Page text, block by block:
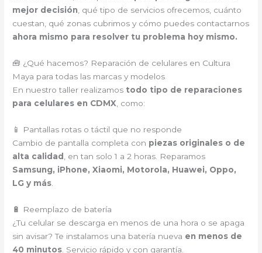
mejor decisión , qué tipo de servicios ofrecemos, cuánto
cuestan, qué zonas cubrimos y cómo puedes contactarnos
ahora mismo para resolver tu problema hoy mismo.
🧰 ¿Qué hacemos? Reparación de celulares en Cultura
Maya para todas las marcas y modelos
En nuestro taller realizamos todo tipo de reparaciones
para celulares en CDMX , como:
📱 Pantallas rotas o táctil que no responde
Cambio de pantalla completa con piezas originales o de
alta calidad
, en tan solo 1 a 2 horas. Reparamos
Samsung, iPhone, Xiaomi, Motorola, Huawei, Oppo,
LG y más
🔋 Reemplazo de batería
¿Tu celular se descarga en menos de una hora o se apaga
sin avisar? Te instalamos una batería nueva en menos de
40 minutos . Servicio rápido y con garantía.